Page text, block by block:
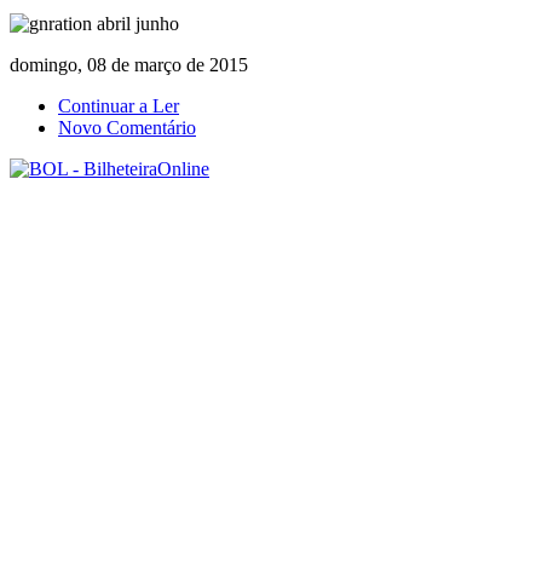
domingo, 08 de março de 2015
Continuar a Ler
Novo Comentário